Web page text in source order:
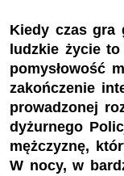
Kiedy czas gra
ludzkie życie
pomysłowość
zakończenie
prowadzonej
dyżurnego
mężczyznę,
W nocy, w